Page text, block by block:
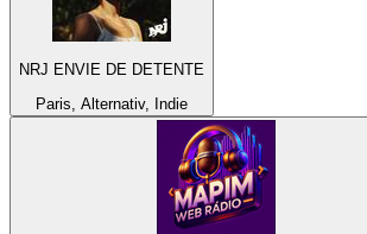
NRJ ENVIE DE DETENTE
Paris, Alternativ, Indie